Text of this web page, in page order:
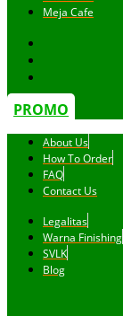
Meja Cafe
PROMO
About Us
How To Order
FAQ
Contact Us
Legalitas
Warna Finishing
SVLK
Blog